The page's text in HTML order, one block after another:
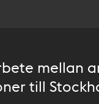
mellan
till